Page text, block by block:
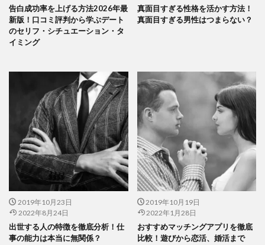
告白成功率を上げる方法2026年最
新版！口コミ評判から学ぶデート
のセリフ・シチュエーション・タ
イミング
真面目すぎる性格を活かす方法！
真面目すぎる男性はつまらない？
2019年10月23日
2022年8月24日
出世する人の特徴を徹底分析！仕
事の能力は本当に無関係？
2019年10月19日
2022年1月28日
おすすめマッチングアプリを徹底
比較！遊びから恋活、婚活まで